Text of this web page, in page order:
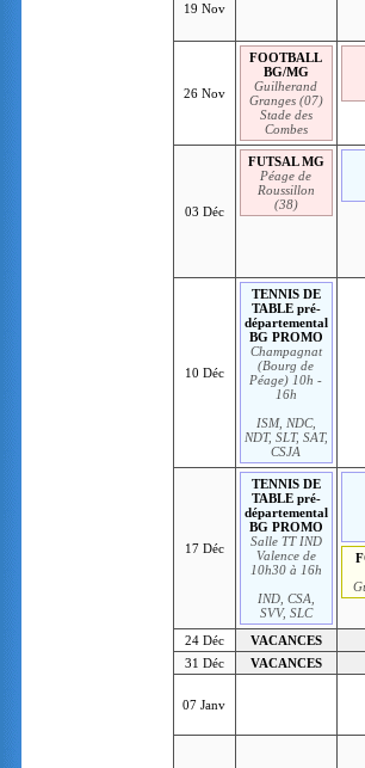
19 Nov
26 Nov
FOOTBALL
BG/MG
Guilherand
Granges (07)
Stade des
Combes
03 Déc
FUTSAL MG
Péage de
Roussillon
(38)
10 Déc
TENNIS DE
TABLE pré-
départemental
BG PROMO
Champagnat
(Bourg de
Péage) 10h -
16h
ISM, NDC,
NDT, SLT, SAT,
CSJA
17 Déc
TENNIS DE
TABLE pré-
départemental
BG PROMO
Salle TT IND
Valence de
10h30 à 16h
IND, CSA,
SVV, SLC
24 Déc
VACANCES
31 Déc
VACANCES
07 Janv